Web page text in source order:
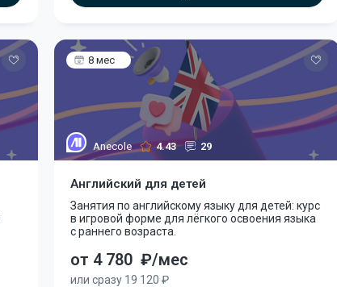
8 мес
Anecole 4.43 29
Английский для детей
Занятия по английскому языку для детей: курс
в игровой форме для лёгкого освоения языка
с раннего возраста.
от 4 780 ₽/мес
или сразу 19 120 ₽